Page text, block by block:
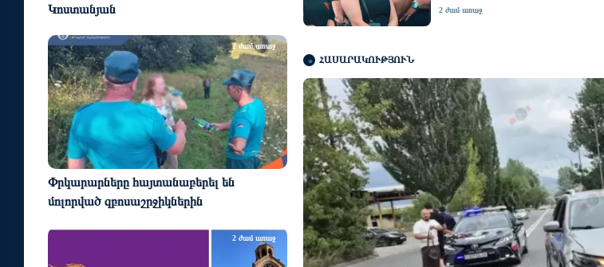
Կոստանյան
Փրկարարները հայտանաբերել են
մոլորված զբոսաշրջիկներին
2 ժամ առաջ
2 ժամ առաջ
2 ժամ առաջ
ՀԱՍԱՐԱԿՈՒԹՅՈՒՆ